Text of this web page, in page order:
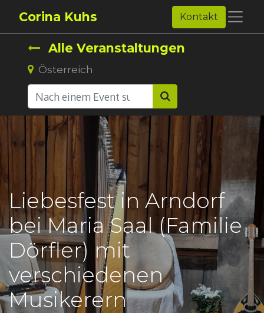
Corina Kuhs Kontakt
Alle Veranstaltungen
Österreich
Liebesfest in Arndorf
bei Maria Saal (Familie
Dörfler) mit
verschiedenen
Musikerern